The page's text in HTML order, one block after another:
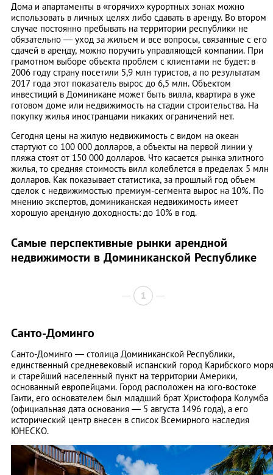
Дома и апартаменты в «горячих» курортных зонах можно
использовать в личных целях либо сдавать в аренду. Во втором
случае постоянно пребывать на территории республики не
обязательно — уход за жильем и все вопросы, связанные с его
сдачей в аренду, можно поручить управляющей компании. При
грамотном выборе объекта проблем с клиентами не будет: в
2006 году страну посетили 5,9 млн туристов, а по результатам
2017 года этот показатель вырос до 6,5 млн. Объектом
инвестиций в Доминикане может быть вилла, квартира в уже
готовом доме или недвижимость на стадии строительства. На
покупку жилья иностранцами никаких ограничений нет.
Сегодня цены на жилую недвижимость с видом на океан
стартуют со 100 000 долларов, а объекты на первой линии у
пляжа стоят от 150 000 долларов. Что касается рынка элитного
жилья, то средняя стоимость вилл колеблется в пределах 5 млн
долларов. Как показывает статистика, за прошлый год объем
сделок с недвижимостью премиум-сегмента вырос на 10%. По
мнению экспертов, доминиканская недвижимость имеет
хорошую арендную доходность: до 10% в год.
Самые перспективные рынки арендной
недвижимости в Доминиканской Республике
1
Санто-Доминго
Санто-Доминго — столица Доминиканской Республики,
единственный средневековый испанский город Карибского моря
и старейший населенный пункт на территории Америки,
основанный европейцами. Город расположен на юго-востоке
Гаити, его основателем был младший брат Христофора Колумба
(официальная дата основания — 5 августа 1496 года), а его
исторический центр внесен в список Всемирного наследия
ЮНЕСКО.